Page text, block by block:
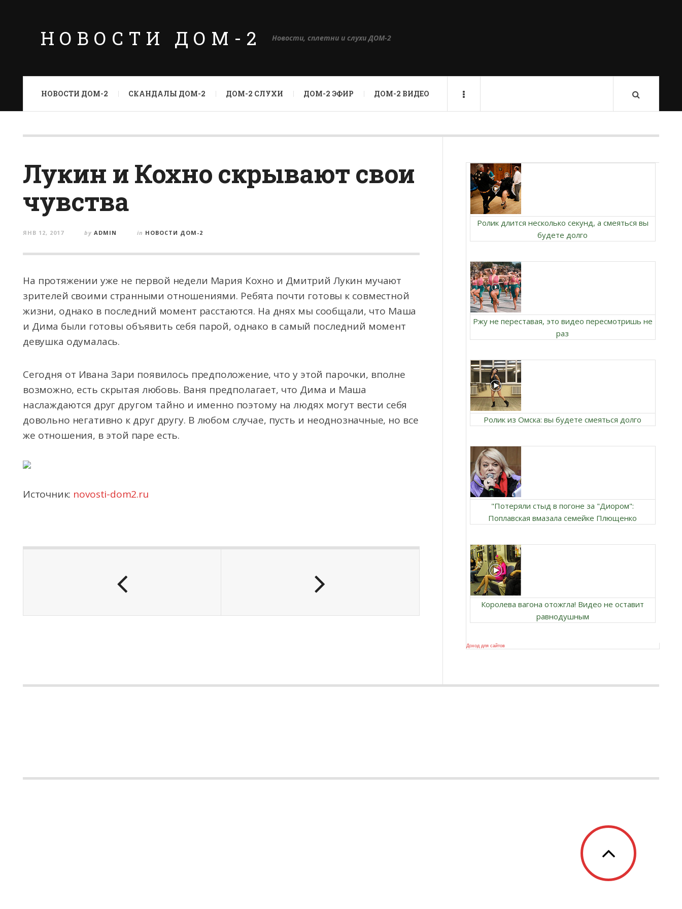
НОВОСТИ ДОМ-2 Новости, сплетни и слухи ДОМ-2
НОВОСТИ ДОМ-2 СКАНДАЛЫ ДОМ-2 ДОМ-2 СЛУХИ ДОМ-2 ЭФИР ДОМ-2 ВИДЕО
Лукин и Кохно скрывают свои
чувства
ЯНВ 12, 2017 by ADMIN in НОВОСТИ ДОМ-2
На протяжении уже не первой недели Мария Кохно и Дмитрий Лукин мучают
зрителей своими странными отношениями. Ребята почти готовы к совместной
жизни, однако в последний момент расстаются. На днях мы сообщали, что Маша
и Дима были готовы объявить себя парой, однако в самый последний момент
девушка одумалась.
Сегодня от Ивана Зари появилось предположение, что у этой парочки, вполне
возможно, есть скрытая любовь. Ваня предполагает, что Дима и Маша
наслаждаются друг другом тайно и именно поэтому на людях могут вести себя
довольно негативно к друг другу. В любом случае, пусть и неоднозначные, но все
же отношения, в этой паре есть.
Источник: novosti-dom2.ru
Ролик длится несколько секунд, а смеяться вы
будете долго
Ржу не переставая, это видео пересмотришь не
раз
Ролик из Омска: вы будете смеяться долго
"Потеряли стыд в погоне за "Диором":
Поплавская вмазала семейке Плющенко
Королева вагона отожгла! Видео не оставит
равнодушным
Доход для сайтов